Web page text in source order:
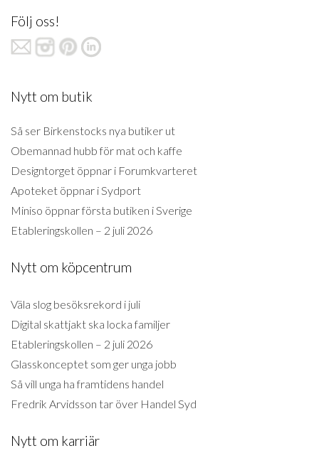
Följ oss!
Nytt om butik
Så ser Birkenstocks nya butiker ut
Obemannad hubb för mat och kaffe
Designtorget öppnar i Forumkvarteret
Apoteket öppnar i Sydport
Miniso öppnar första butiken i Sverige
Etableringskollen – 2 juli 2026
Nytt om köpcentrum
Väla slog besöksrekord i juli
Digital skattjakt ska locka familjer
Etableringskollen – 2 juli 2026
Glasskonceptet som ger unga jobb
Så vill unga ha framtidens handel
Fredrik Arvidsson tar över Handel Syd
Nytt om karriär